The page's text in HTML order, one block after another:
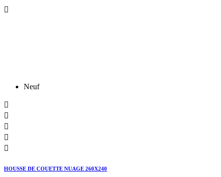

Neuf





HOUSSE DE COUETTE NUAGE 260X240